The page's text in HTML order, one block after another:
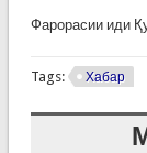
Фарорасии иди
Tags: Хабар